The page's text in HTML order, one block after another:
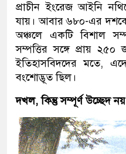
প্রাচীন ইংরেজ আইনি
যায়। আবার ৬৮০-এর
অঞ্চলে একটি বিশাল
সম্পত্তির সঙ্গে প্রায়
ইতিহাসবিদদের মতে,
বংশোদ্ভূত ছিল।
দখল,কিন্তু সম্পূর্ণ উচ্ছেদ নয়